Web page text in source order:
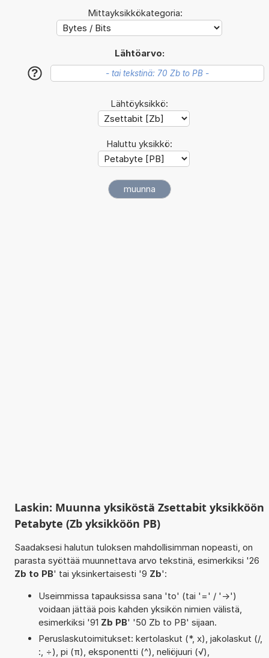
Mittayksikkökategoria:
Lähtöarvo:
?
Lähtöyksikkö:
Haluttu yksikkö:
Laskin: Muunna yksiköstä Zsettabit yksikköön
Petabyte (Zb yksikköön PB)
Saadaksesi halutun tuloksen mahdollisimman nopeasti, on
parasta syöttää muunnettava arvo tekstinä, esimerkiksi '26
Zb to PB' tai yksinkertaisesti '9 Zb':
Useimmissa tapauksissa sana 'to' (tai '=' / '->')
voidaan jättää pois kahden yksikön nimien välistä,
esimerkiksi '91 Zb PB' '50 Zb to PB' sijaan.
Peruslaskutoimitukset: kertolaskut (*, x), jakolaskut (/,
:, ÷), pi (π), eksponentti (^), neliöjuuri (√),